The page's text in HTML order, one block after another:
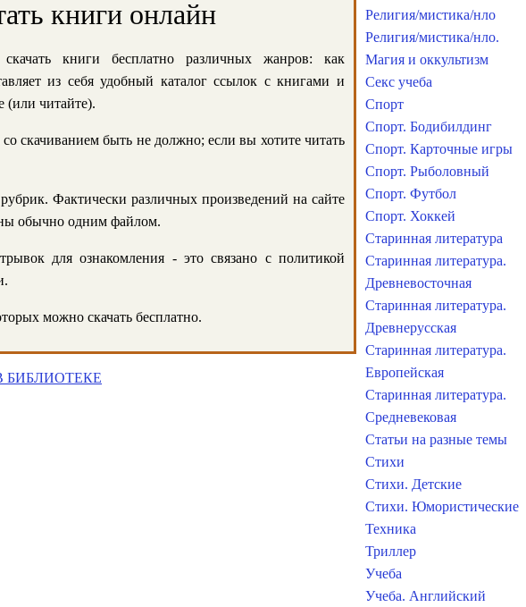
книги онлайн
книги бесплатно различных жанров: как
из себя удобный каталог ссылок с книгами и
(или читайте).
скачиванием быть не должно; если вы хотите читать
Фактически различных произведений на сайте
обычно одним файлом.
для ознакомления - это связано с политикой
можно скачать бесплатно.
БИБЛИОТЕКЕ
Религия/мистика/нло
Религия/мистика/нло.
Магия и оккультизм
Секс учеба
Спорт
Спорт. Бодибилдинг
Спорт. Карточные игры
Спорт. Рыболовный
Спорт. Футбол
Спорт. Хоккей
Старинная литература
Старинная литература.
Древневосточная
Старинная литература.
Древнерусская
Старинная литература.
Европейская
Старинная литература.
Средневековая
Статьи на разные темы
Стихи
Стихи. Детские
Стихи. Юмористические
Техника
Триллер
Учеба
Учеба. Английский